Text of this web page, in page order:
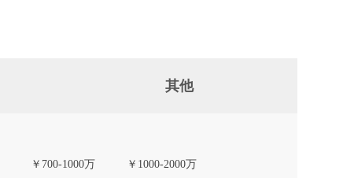
其他
￥700-1000万 ￥1000-2000万